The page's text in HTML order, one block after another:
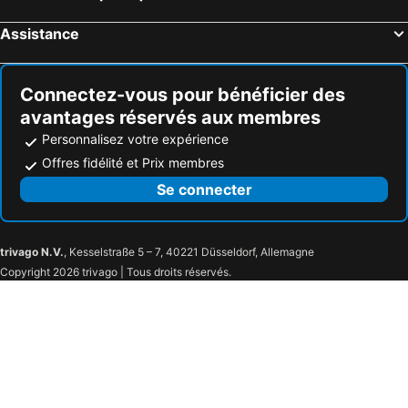
Apartment 1 - Guesthouse Birkengrund In Krummsee
Haus Antje
Ferienwohnung Südel
Apartment Sudel, Germany
Vacation Apartment Pure Relaxation And Tranquillity - Holiday Apartment Pure Relaxation And Tranquillity
05Herb Garden with herbs next to the Terrass
Plön - Traumhafter Seeblick
Holiday House Carl In Haffkrug
3-space; SÜ 03 - Haus Südstrand
Wohnung in Gießelrade mit Großem Garten by Interhome
Ferienhaus \"min Tohuus\"
Assistance
Connectez-vous pour bénéficier des
avantages réservés aux membres
Personnalisez votre expérience
Offres fidélité et Prix membres
Se connecter
trivago N.V., Kesselstraße 5 – 7, 40221 Düsseldorf, Allemagne
Copyright 2026 trivago | Tous droits réservés.